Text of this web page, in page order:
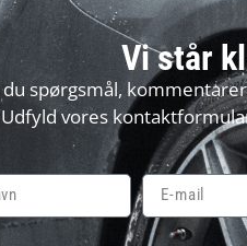
0,00kr.
Vi står
spørgsmål,
vores